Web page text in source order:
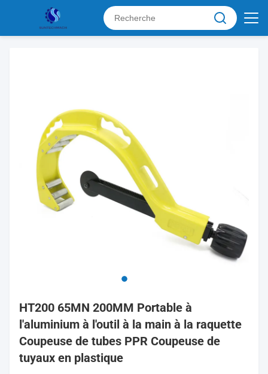
HT200 65MN 200MM Portable à
l'aluminium à l'outil à la main à la raquette
Coupeuse de tubes PPR Coupeuse de
tuyaux en plastique